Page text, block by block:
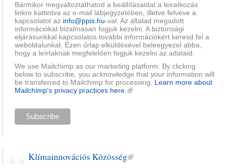
Bármikor megváltoztathatod a beállításaidat a leiratkozás
linkre kattintva az e-mail lábjegyzetében, illetve felvéve a
kapcsolatot az info@ppis.hu-val. Az általad megadott
információkat bizalmasan fogjuk kezelni. A biztonsági
eljárásunkkal kapcsolatos további információkért keresd fel a
weboldalunkat. Ezen űrlap elküldésével beleegyezel abba,
hogy a leírtaknak megfelelően fogjuk kezelni az adataid.
We use Mailchimp as our marketing platform. By clicking
below to subscribe, you acknowledge that your information will
be transferred to Mailchimp for processing. Learn more about
Mailchimp's privacy practices here. (külső hivatkozás)
Klímainnovációs Közösség(külső hivatkozás)